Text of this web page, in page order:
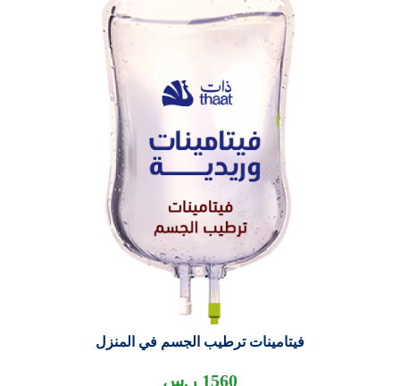
فيتامينات ترطيب الجسم في المنزل
1560 ر.س